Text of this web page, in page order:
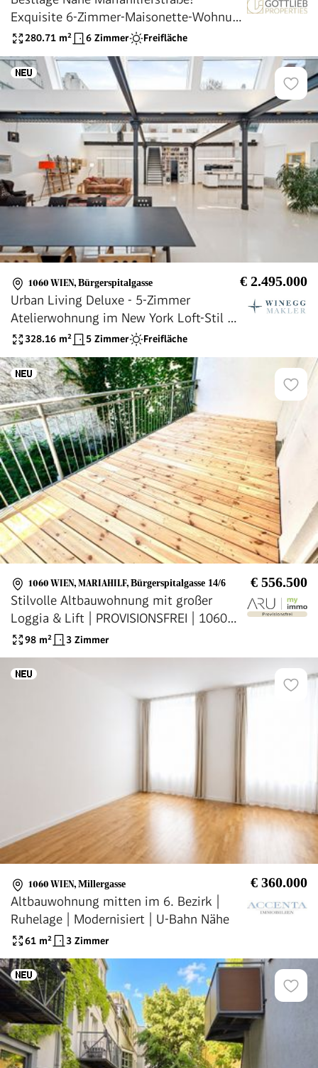
Exquisite 6-Zimmer-Maisonette-Wohnung
mit romantischem Eigengarten und
280.71 m² 6 Zimmer Freifläche
1060 WIEN, Bürgerspitalgasse € 2.495.000
Urban Living Deluxe - 5-Zimmer
Atelierwohnung im New York Loft-Stil mit
Weinkeller, Terrasse & Garage
328.16 m² 5 Zimmer Freifläche
1060 WIEN, MARIAHILF, Bürgerspitalgasse 14/6 € 556.500
Stilvolle Altbauwohnung mit großer
Loggia & Lift | PROVISIONSFREI | 1060
Mariahilf (Provisionsfrei)
98 m² 3 Zimmer
1060 WIEN, Millergasse € 360.000
Altbauwohnung mitten im 6. Bezirk |
Ruhelage | Modernisiert | U-Bahn Nähe
61 m² 3 Zimmer